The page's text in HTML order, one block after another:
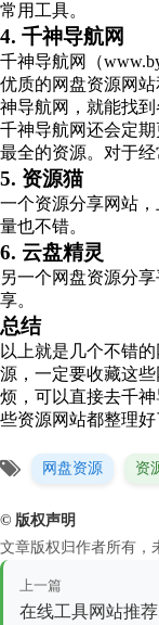
常用工具。
4. 千神导航网
千神导航网（
优质的网盘资源网
神导航网，就能找到
千神导航网还会定
最全的资源。对于经
5. 资源猫
一个资源分享网站
量也不错。
6. 云盘精灵
另一个网盘资源分
享。
总结
以上就是几个不错
源，一定要收藏这
烦，可以直接去千
些资源网站都整理好
网盘资源 资
© 版权声明
文章版权归作者所有，
上一篇
在线工具网站推